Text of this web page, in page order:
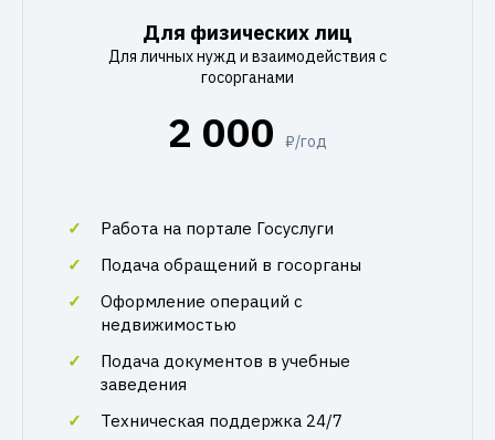
Для физических лиц
Для личных нужд и взаимодействия с
госорганами
2 000 ₽/год
Работа на портале Госуслуги
Подача обращений в госорганы
Оформление операций с
недвижимостью
Подача документов в учебные
заведения
Техническая поддержка 24/7